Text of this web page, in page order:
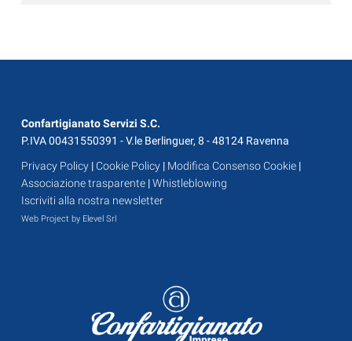
Confartigianato Servizi S.C.
P.IVA 00431550391 - V.le Berlinguer, 8 - 48124 Ravenna
Privacy Policy |Cookie Policy | Modifica Consenso Cookie |
Associazione trasparente |Whistleblowing
Iscriviti alla nostra newsletter
Web Project by Elevel Srl